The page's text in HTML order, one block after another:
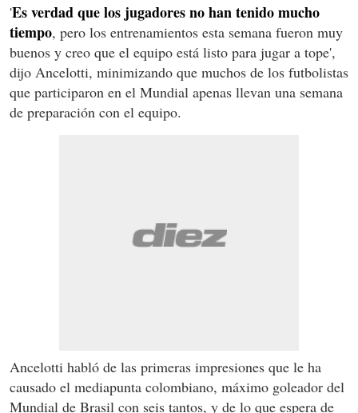
'Es verdad que los jugadores no han tenido mucho
tiempo, pero los entrenamientos esta semana fueron muy
buenos y creo que el equipo está listo para jugar a tope',
dijo Ancelotti, minimizando que muchos de los futbolistas
que participaron en el Mundial apenas llevan una semana
de preparación con el equipo.
Ancelotti habló de las primeras impresiones que le ha
causado el mediapunta colombiano, máximo goleador del
Mundial de Brasil con seis tantos, y de lo que espera de